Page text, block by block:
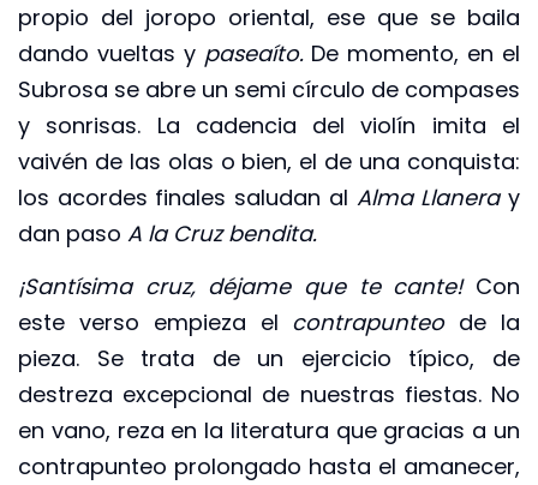
propio del joropo oriental, ese que se baila
dando vueltas y paseaíto. De momento, en el
Subrosa se abre un semi círculo de compases
y sonrisas. La cadencia del violín imita el
vaivén de las olas o bien, el de una conquista:
los acordes finales saludan al Alma Llaneray
dan paso A la Cruz bendita.
¡Santísima cruz, déjame que te cante!Con
este verso empieza el contrapunteode la
pieza. Se trata de un ejercicio típico, de
destreza excepcional de nuestras fiestas. No
en vano, reza en la literatura que gracias a un
contrapunteo prolongado hasta el amanecer,